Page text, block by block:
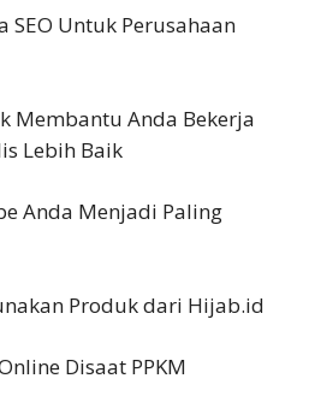
SEO Untuk Perusahaan
Membantu Anda Bekerja
Lebih Baik
Anda Menjadi Paling
Produk dari Hijab.id
Disaat PPKM